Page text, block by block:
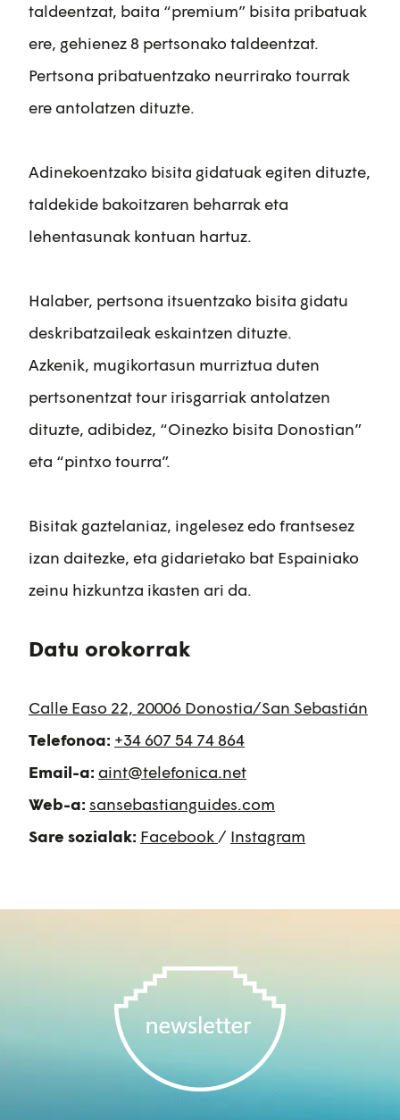
taldeentzat, baita “premium” bisita pribatuak
ere, gehienez 8 pertsonako taldeentzat.
Pertsona pribatuentzako neurrirako tourrak
ere antolatzen dituzte.
Adinekoentzako bisita gidatuak egiten dituzte,
taldekide bakoitzaren beharrak eta
lehentasunak kontuan hartuz.
Halaber, pertsona itsuentzako bisita gidatu
deskribatzaileak eskaintzen dituzte.
Azkenik, mugikortasun murriztua duten
pertsonentzat tour irisgarriak antolatzen
dituzte, adibidez, “Oinezko bisita Donostian”
eta “pintxo tourra”.
Bisitak gaztelaniaz, ingelesez edo frantsesez
izan daitezke, eta gidarietako bat Espainiako
zeinu hizkuntza ikasten ari da.
Datu orokorrak
Calle Easo 22, 20006 Donostia/San Sebastián
Telefonoa: +34 607 54 74 864
Email-a: aint@telefonica.net
Web-a: sansebastianguides.com
Sare sozialak: Facebook / Instagram